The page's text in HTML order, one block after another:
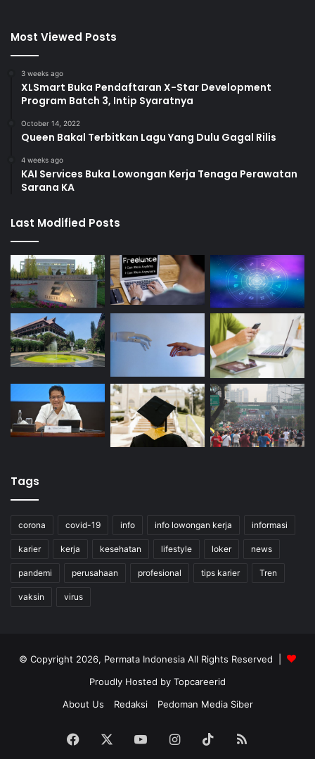
Most Viewed Posts
3 weeks ago
XLSmart Buka Pendaftaran X-Star Development
Program Batch 3, Intip Syaratnya
October 14, 2022
Queen Bakal Terbitkan Lagu Yang Dulu Gagal Rilis
4 weeks ago
KAI Services Buka Lowongan Kerja Tenaga Perawatan
Sarana KA
Last Modified Posts
Tags
corona covid-19 info info lowongan kerja informasi
karier kerja kesehatan lifestyle loker news
pandemi perusahaan profesional tips karier Tren
vaksin virus
© Copyright 2026, Permata Indonesia All Rights Reserved |
Proudly Hosted by Topcareerid
About Us
Redaksi Pedoman Media Siber
Facebook YouTubeInstagram
TikTokRSS